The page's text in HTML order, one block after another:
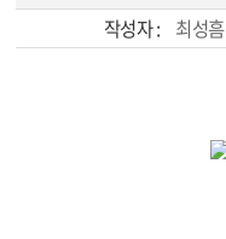
작성자 : 최성흠